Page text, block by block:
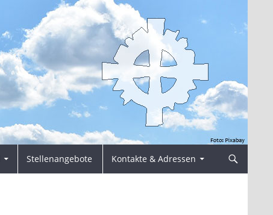
Stellenangebote Kontakte & Adressen